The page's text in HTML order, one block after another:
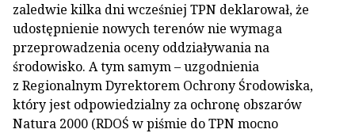
zaledwie kilka dni wcześniej TPN deklarował, że
udostępnienie nowych terenów nie wymaga
przeprowadzenia oceny oddziaływania na
środowisko. A tym samym – uzgodnienia
z Regionalnym Dyrektorem Ochrony Środowiska,
który jest odpowiedzialny za ochronę obszarów
Natura 2000 (RDOŚ w piśmie do TPN mocno